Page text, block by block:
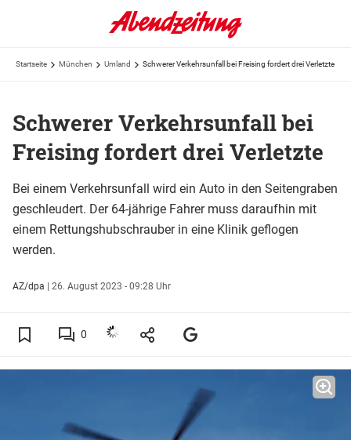
Startseite München Umland Schwerer Verkehrsunfall bei Freising fordert drei Verletzte
Schwerer Verkehrsunfall bei
Freising fordert drei Verletzte
Bei einem Verkehrsunfall wird ein Auto in den Seitengraben
geschleudert. Der 64-jährige Fahrer muss daraufhin mit
einem Rettungshubschrauber in eine Klinik geflogen
werden.
AZ/dpa | 26. August 2023 - 09:28 Uhr
0